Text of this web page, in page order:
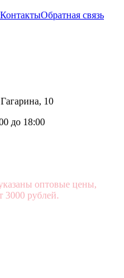
КонтактыОбратная связь
10
до 18:00
оптовые цены,
3000 рублей.